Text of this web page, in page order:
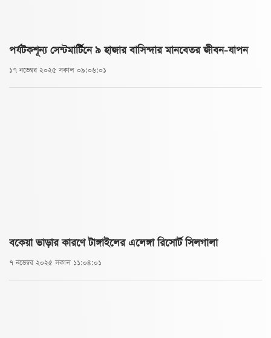
পর্যটকশূন্য সেন্টমার্টিনে ৯ হাজার বাসিন্দার মানবেতর জীবন-যাপন
১৭ নভেম্বর ২০২৫ সকাল ০৯:০৬:০১
বকেয়া ভাড়ার কারণে টাঙ্গাইলের এলেঙ্গা রিসোর্ট সিলগালা
৭ নভেম্বর ২০২৫ সকাল ১১:০৪:০১